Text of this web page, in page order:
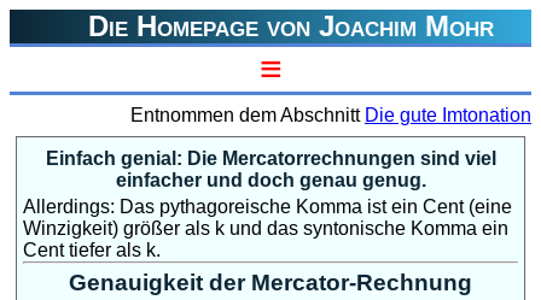
Die Homepage von Joachim Mohr
≡
Entnommen dem Abschnitt Die gute Imtonation
Einfach genial: Die Mercatorrechnungen sind viel
einfacher und doch genau genug.
Allerdings: Das pythagoreische Komma ist ein Cent (eine
Winzigkeit) größer als k und das syntonische Komma ein
Cent tiefer als k.
Genauigkeit der Mercator-Rechnung